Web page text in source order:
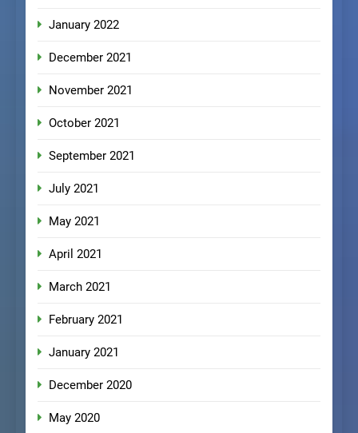
January 2022
December 2021
November 2021
October 2021
September 2021
July 2021
May 2021
April 2021
March 2021
February 2021
January 2021
December 2020
May 2020